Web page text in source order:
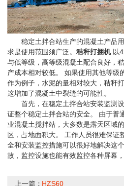
稳定土拌合站生产的混凝土产品
求是使用范围须广泛。 秸秆打捆机以
与低等级，高等级混凝土配合良好，
产成本相对较低。 如果使用其他等级
作为例子，水泥的量相对较大，秸秆
这增加了混凝土中裂缝的可能性。
首先，在稳定土拌合站安装监测
证整个稳定土拌合站的安全。 由于普
业混凝土搅拌站，大多数是露天区域
区，占地面积大。 工作人员很难保证
全和安装监控措施可以很好地解决这
故，监控设施也能有效监控各种屏幕
上一篇： HZS60